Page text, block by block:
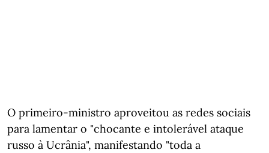
O primeiro-ministro aproveitou as redes sociais
para lamentar o "chocante e intolerável ataque
russo à Ucrânia", manifestando "toda a